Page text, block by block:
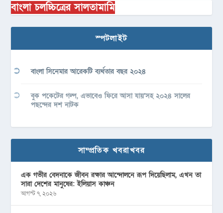
বাংলা চলচ্চিত্রের সালতামামি
স্পটলাইট
বাংলা সিনেমার আরেকটি ব্যর্থতার বছর ২০২৪
বুক পকেটের গল্প, এভাবেও ফিরে আসা যায়’সহ ২০২৪ সালের
পছন্দের দশ নাটক
সাম্প্রতিক খবরাখবর
এক গভীর বেদনাকে জীবন রক্ষার আন্দোলনে রূপ দিয়েছিলাম, এখন তা
সারা দেশের মানুষের: ইলিয়াস কাঞ্চন
আগস্ট ৭, ২০২৬